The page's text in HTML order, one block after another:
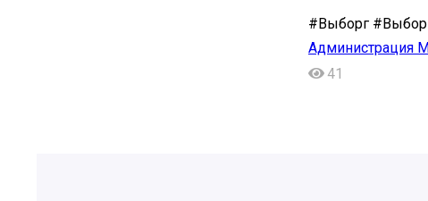
#Выборг
Администрация
41